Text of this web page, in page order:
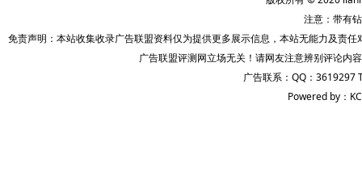
注意：带有
免责声明：本站收集收录广告联盟资料仅为提供更多展示信息，本站无能力及责
广告联盟评测网立场无关！请网友注意辨别评论内
广告联系：QQ：3619297
Powered by：